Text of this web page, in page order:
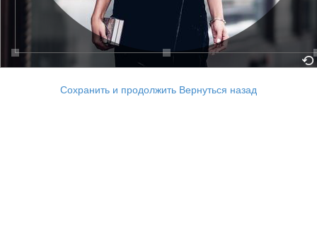
Сохранить и продолжить Вернуться назад